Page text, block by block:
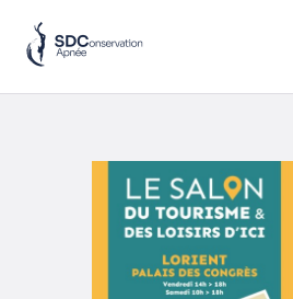
ACCUEIL
SESSIONS
PRATIQUE
A PROPOS